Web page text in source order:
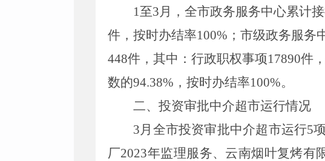
1至3月，全市政务服务中心累计
件，按时办结率100% ；市级政务服务
448件，其中：行政职权事项17890件
数的94.38% ，按时办结率100%。
二、投资审批中介超市运行情况
3月 全市投资审批中介超市运行5
厂2023年监理服务、云南烟叶复烤有